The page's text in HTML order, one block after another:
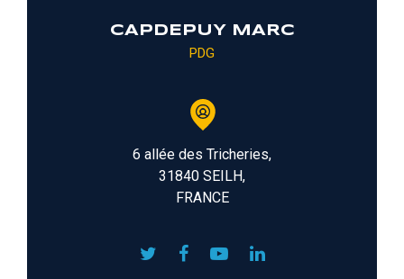
CAPDEPUY MARC
PDG
6 allée des Tricheries,
31840 SEILH,
FRANCE